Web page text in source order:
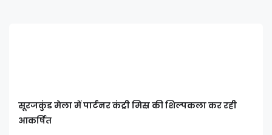
सूरजकुंड मेला में पार्टनर कंट्री मिस्र की शिल्पकला कर रही
आकर्षित